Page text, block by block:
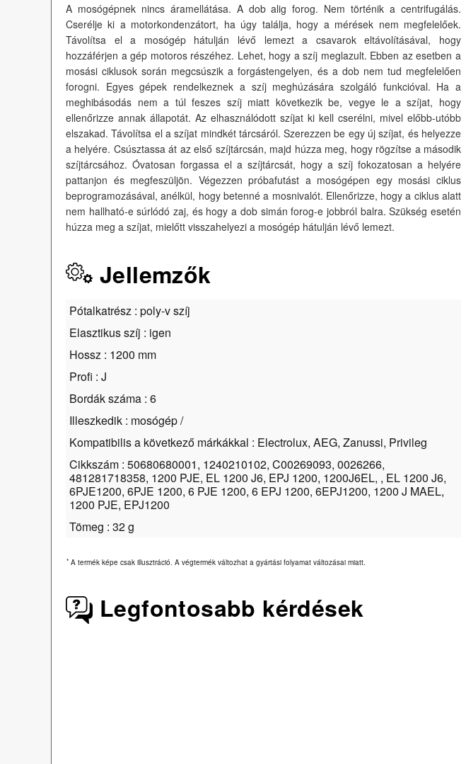
A mosógépnek nincs áramellátása. A dob alig forog. Nem történik a centrifugálás.
Cserélje ki a motorkondenzátort, ha úgy találja, hogy a mérések nem megfelelőek.
Távolítsa el a mosógép hátulján lévő lemezt a csavarok eltávolításával, hogy
hozzáférjen a gép motoros részéhez. Lehet, hogy a szíj meglazult. Ebben az esetben a
mosási ciklusok során megcsúszik a forgástengelyen, és a dob nem tud megfelelően
forogni. Egyes gépek rendelkeznek a szíj meghúzására szolgáló funkcióval. Ha a
meghibásodás nem a túl feszes szíj miatt következik be, vegye le a szíjat, hogy
ellenőrizze annak állapotát. Az elhasználódott szíjat ki kell cserélni, mivel előbb-utóbb
elszakad. Távolítsa el a szíjat mindkét tárcsáról. Szerezzen be egy új szíjat, és helyezze
a helyére. Csúsztassa át az első szíjtárcsán, majd húzza meg, hogy rögzítse a második
szíjtárcsához. Óvatosan forgassa el a szíjtárcsát, hogy a szíj fokozatosan a helyére
pattanjon és megfeszüljön. Végezzen próbafutást a mosógépen egy mosási ciklus
beprogramozásával, anélkül, hogy betenné a mosnivalót. Ellenőrizze, hogy a ciklus alatt
nem hallható-e súrlódó zaj, és hogy a dob simán forog-e jobbról balra. Szükség esetén
húzza meg a szíjat, mielőtt visszahelyezi a mosógép hátulján lévő lemezt.
Jellemzők
Pótalkatrész : poly-v szíj
Elasztikus szíj : igen
Hossz : 1200 mm
Profi : J
Bordák száma : 6
Illeszkedik : mosógép /
Kompatibilis a következő márkákkal : Electrolux, AEG, Zanussi, Privileg
Cikkszám : 50680680001, 1240210102, C00269093, 0026266,
481281718358, 1200 PJE, EL 1200 J6, EPJ 1200, 1200J6EL, , EL 1200 J6,
6PJE1200, 6PJE 1200, 6 PJE 1200, 6 EPJ 1200, 6EPJ1200, 1200 J MAEL,
1200 PJE, EPJ1200
Tömeg : 32 g
* A termék képe csak illusztráció. A végtermék változhat a gyártási folyamat változásai miatt.
Legfontosabb kérdések